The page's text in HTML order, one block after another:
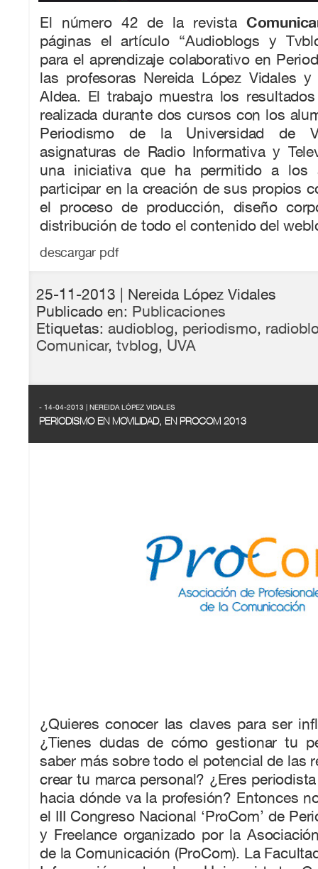
El número 42 de la revista
páginas el artículo “Audioblogs y
para el aprendizaje colaborativo en
las profesoras Nereida López Vidales y
Aldea. El trabajo muestra los
realizada durante dos cursos con los
Periodismo de la Universidad de
asignaturas de Radio Informativa y
una iniciativa que ha permitido a los
participar en la creación de sus propios
el proceso de producción, diseño
distribución de todo el contenido del
descargar pdf
25-11-2013 | Nereida López Vidales
Publicado en: Publicaciones
Etiquetas: audioblog, periodismo,
Comunicar, tvblog, UVA
- 14-04-2013 | NEREIDA LÓPEZ VIDALES
PERIODISMO EN MOVILIDAD, EN PROCOM 2013
¿Quieres conocer las claves para ser
¿Tienes dudas de cómo gestionar tu
saber más sobre todo el potencial de las
crear tu marca personal? ¿Eres
hacia dónde va la profesión? Entonces
el III Congreso Nacional ‘ProCom’ de
y Freelance organizado por la
de la Comunicación (ProCom). La